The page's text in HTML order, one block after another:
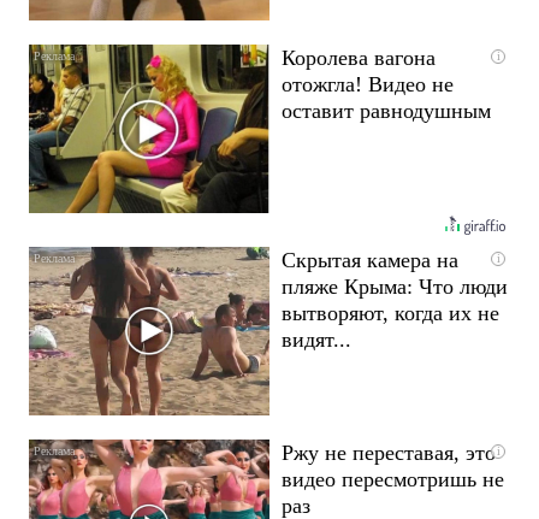
i
Королева вагона
отожгла! Видео не
оставит равнодушным
i
Скрытая камера на
пляже Крыма: Что люди
вытворяют, когда их не
видят...
i
Ржу не переставая, это
видео пересмотришь не
раз